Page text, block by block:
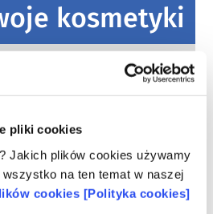
pliki cookies
Jakich plików cookies używamy
na ten temat w naszej
cookies [Polityka cookies]
kosmetyki
w Europie?
osobistej sprzedawane
były bezpieczne. Firmy
organy regulacyjne
za
kosmetycznych.
o substancjach
hormonalną